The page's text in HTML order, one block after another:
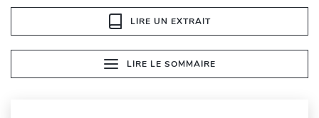
LIRE UN EXTRAIT
LIRE LE SOMMAIRE